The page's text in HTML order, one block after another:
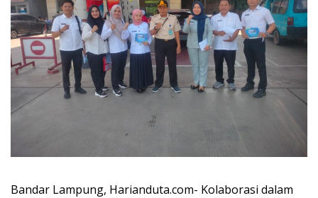
Bandar Lampung, Harianduta.com- Kolaborasi dalam